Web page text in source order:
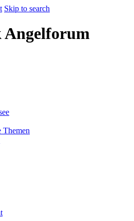
Skip to search
Angelforum
Themen